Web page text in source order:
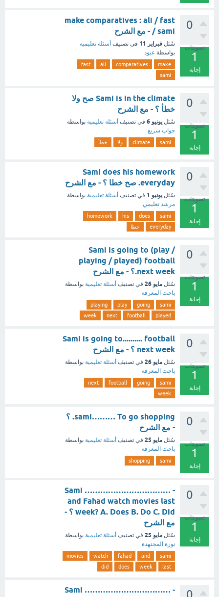
0
تصويتات
1
إجابة
make comparatives : ali / fast
/ sami - مع الشرح
سُئل فبراير 11 في تصنيف أسئلة تعليمية
بواسطة عبود
make
comparatives
ali
fast
sami
0
تصويتات
1
إجابة
Sami is in the climate صح ولا
خطأ ؟ - مع الشرح
سُئل يونيو 6 في تصنيف أسئلة تعليمية بواسطة
جواب سريع
sami
climate ولا خطأ
0
تصويتات
1
إجابة
Sami does his homework
everyday. صح خطا ؟ - مع الشرح
سُئل يونيو 1 في تصنيف أسئلة تعليمية بواسطة
مرشد تعليمي
sami
does
his
homework
everyday
خطا
0
تصويتات
1
إجابة
Sami is going to (play /
playing / played) football
next week.؟ - مع الشرح
سُئل مايو 26 في تصنيف أسئلة تعليمية بواسطة
باحث المعرفة
sami
going
play
playing
played
football
next
week
0
تصويتات
1
إجابة
Sami is going to.......... football
next week ؟ - مع الشرح
سُئل مايو 26 في تصنيف أسئلة تعليمية بواسطة
باحث المعرفة
sami
going
football
next
week
0
تصويتات
1
إجابة
sami……… To go shopping. ؟
- مع الشرح
سُئل مايو 25 في تصنيف أسئلة تعليمية بواسطة
باحث المعرفة
sami
shopping
0
تصويتات
1
إجابة
- …………………………… Sami
and Fahad watch movies last
week? A. Does B. Do C. Did ؟ -
مع الشرح
سُئل مايو 25 في تصنيف أسئلة تعليمية بواسطة
نورة المجتهدة
sami
and
fahad
watch
movies
last
week
does
did
0
- …………………………… Sami